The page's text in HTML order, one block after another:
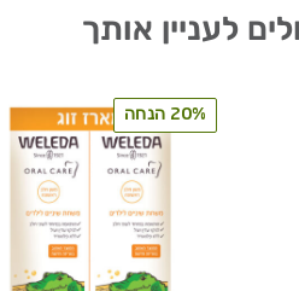
לעניין אותך
20% הנחה